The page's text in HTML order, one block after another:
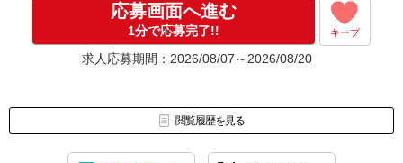
応募画面へ進む
1分で応募完了!! キープ
求人応募期間：2026/08/07～2026/08/20
閲覧履歴を見る